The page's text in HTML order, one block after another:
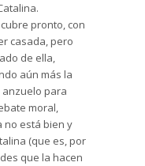
pronto, con
casada, pero
de ella,
aún más la
anzuelo para
moral,
no está bien y
(que es, por
que la hacen